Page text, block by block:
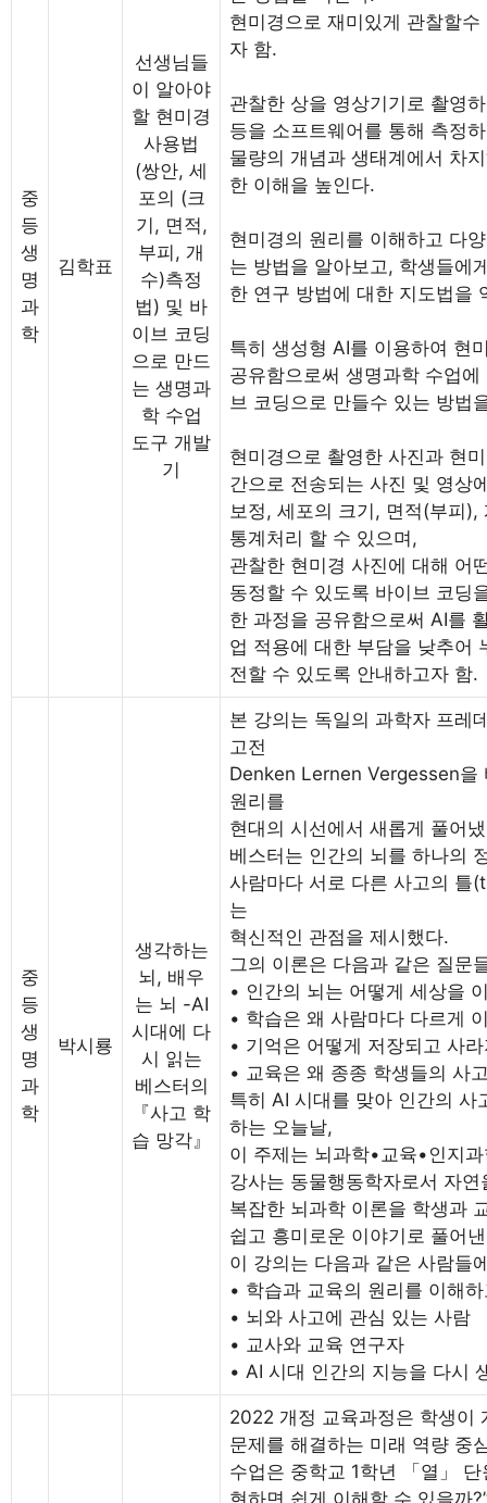
중
등
생
명
과
학
김학표
선생님들
이 알아야
할 현미경
사용법
(쌍안, 세
포의 (크
기, 면적,
부피, 개
수)측정
법) 및 바
이브 코딩
으로 만드
는 생명과
학 수업
도구 개발
기
현미경으로 재미있게 관찰할
자 함.
관찰한 상을 영상기기로 촬영
등을 소프트웨어를 통해 측정
물량의 개념과 생태계에서 차
한 이해을 높인다.
현미경의 원리를 이해하고 다
는 방법을 알아보고, 학생들에
한 연구 방법에 대한 지도법을
특히 생성형 AI를 이용하여 현
공유함으로써 생명과학 수업
브 코딩으로 만들수 있는 방법
현미경으로 촬영한 사진과 현
간으로 전송되는 사진 및 영상
보정, 세포의 크기, 면적(부피
통계처리 할 수 있으며,
관찰한 현미경 사진에 대해 어
동정할 수 있도록 바이브 코딩
한 과정을 공유함으로써 AI를
업 적용에 대한 부담을 낮추어
전할 수 있도록 안내하고자 함.
중
등
생
명
과
학
박시룡
생각하는
뇌, 배우
는 뇌 -AI
시대에 다
시 읽는
베스터의
『사고 학
습 망각』
본 강의는 독일의 과학자 프레
고전
Denken Lernen Vergessen을
원리를
현대의 시선에서 새롭게 풀어
베스터는 인간의 뇌를 하나의
사람마다 서로 다른 사고의
는
혁신적인 관점을 제시했다.
그의 이론은 다음과 같은 질문
• 인간의 뇌는 어떻게 세상을
• 학습은 왜 사람마다 다르게
• 기억은 어떻게 저장되고 사
• 교육은 왜 종종 학생들의 사
특히 AI 시대를 맞아 인간의
하는 오늘날,
이 주제는 뇌과학•교육•인지
강사는 동물행동학자로서 자
복잡한 뇌과학 이론을 학생과
쉽고 흥미로운 이야기로 풀어
이 강의는 다음과 같은 사람들
• 학습과 교육의 원리를 이해
• 뇌와 사고에 관심 있는 사람
• 교사와 교육 연구자
• AI 시대 인간의 지능을 다시
2022 개정 교육과정은 학생이
문제를 해결하는 미래 역량 중
수업은 중학교 1학년 「열」
현하면 쉽게 이해할 수 있을까